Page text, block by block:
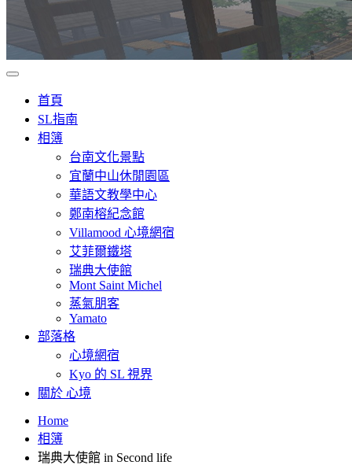
首頁
SL指南
相簿
台南文化景點
宜蘭中山休閒園區
華語文教學中心
鄭南榕紀念館
Villamood 心境網宿
艾菲爾鐵塔
瑞典大使館
Mont Saint Michel
蒸氣朋客
Yamato
部落格
心境網宿
Kyo 的 SL 視界
關於 心境
Home
相簿
瑞典大使館 in Second life